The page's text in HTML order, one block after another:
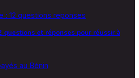
questions et réponses pour réussir à